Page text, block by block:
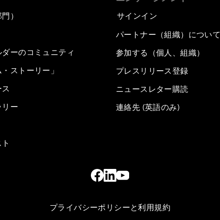
）
ーのコミュニティ
ストーリー」
リー
サインイン
パートナー（組織）につい
参加する（個人、組織）
プレスリリース登録
ニュースレター購読
連絡先 (英語のみ)
プライバシーポリシーと利用規約